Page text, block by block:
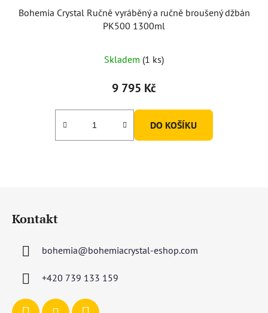
Bohemia Crystal Ručně vyráběný a ručně broušený džbán
PK500 1300ml
Skladem (1 ks)
9 795 Kč
DO KOŠÍKU
Kontakt
bohemia@bohemiacrystal-eshop.com
+420 739 133 159